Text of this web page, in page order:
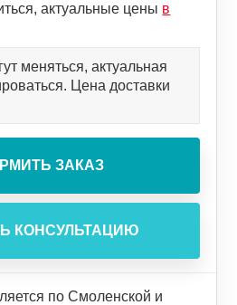
актуальные цены в
меняться, актуальная
Цена доставки
по Смоленской и